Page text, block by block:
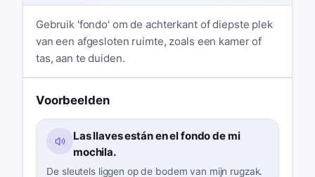
Gebruik 'fondo' om de achterkant of diepste plek
van een afgesloten ruimte, zoals een kamer of
tas, aan te duiden.
Voorbeelden
Las llaves están en el fondo de mi
mochila.
De sleutels liggen op de bodem van mijn rugzak.